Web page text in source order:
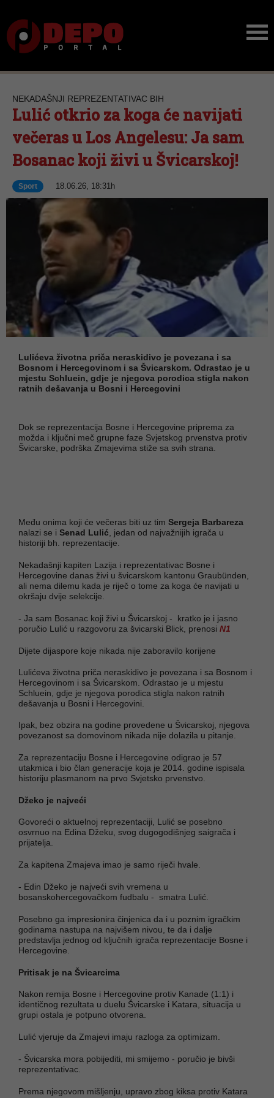
NEKADAŠNJI REPREZENTATIVAC BIH
Lulić otkrio za koga će navijati
večeras u Los Angelesu: Ja sam
Bosanac koji živi u Švicarskoj!
Sport 18.06.26, 18:31h
Lulićeva životna priča neraskidivo je povezana i sa
Bosnom i Hercegovinom i sa Švicarskom. Odrastao je u
mjestu Schluein, gdje je njegova porodica stigla nakon
ratnih dešavanja u Bosni i Hercegovini
Dok se reprezentacija Bosne i Hercegovine priprema za
možda i ključni meč grupne faze Svjetskog prvenstva protiv
Švicarske, podrška Zmajevima stiže sa svih strana.
Među onima koji će večeras biti uz tim Sergeja Barbareza
nalazi se i Senad Lulić , jedan od najvažnijih igrača u
historiji bh. reprezentacije.
Nekadašnji kapiten Lazija i reprezentativac Bosne i
Hercegovine danas živi u švicarskom kantonu Graubünden,
ali nema dilemu kada je riječ o tome za koga će navijati u
okršaju dvije selekcije.
- Ja sam Bosanac koji živi u Švicarskoj - kratko je i jasno
poručio Lulić u razgovoru za švicarski Blick, prenosi N1
Dijete dijaspore koje nikada nije zaboravilo korijene
Lulićeva životna priča neraskidivo je povezana i sa Bosnom i
Hercegovinom i sa Švicarskom. Odrastao je u mjestu
Schluein, gdje je njegova porodica stigla nakon ratnih
dešavanja u Bosni i Hercegovini.
Ipak, bez obzira na godine provedene u Švicarskoj, njegova
povezanost sa domovinom nikada nije dolazila u pitanje.
Za reprezentaciju Bosne i Hercegovine odigrao je 57
utakmica i bio član generacije koja je 2014. godine ispisala
historiju plasmanom na prvo Svjetsko prvenstvo.
Džeko je najveći
Govoreći o aktuelnoj reprezentaciji, Lulić se posebno
osvrnuo na Edina Džeku, svog dugogodišnjeg saigrača i
prijatelja.
Za kapitena Zmajeva imao je samo riječi hvale.
- Edin Džeko je najveći svih vremena u
bosanskohercegovačkom fudbalu - smatra Lulić.
Posebno ga impresionira činjenica da i u poznim igračkim
godinama nastupa na najvišem nivou, te da i dalje
predstavlja jednog od ključnih igrača reprezentacije Bosne i
Hercegovine.
Pritisak je na Švicarcima
Nakon remija Bosne i Hercegovine protiv Kanade (1:1) i
identičnog rezultata u duelu Švicarske i Katara, situacija u
grupi ostala je potpuno otvorena.
Lulić vjeruje da Zmajevi imaju razloga za optimizam.
- Švicarska mora pobijediti, mi smijemo - poručio je bivši
reprezentativac.
Prema njegovom mišljenju, upravo zbog kiksa protiv Katara